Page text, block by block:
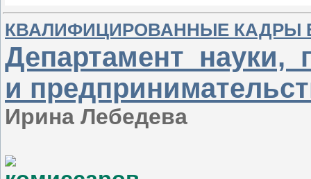
КВАЛИФИЦИРОВАННЫЕ КАДРЫ
Департамент
и
Ирина Лебедева